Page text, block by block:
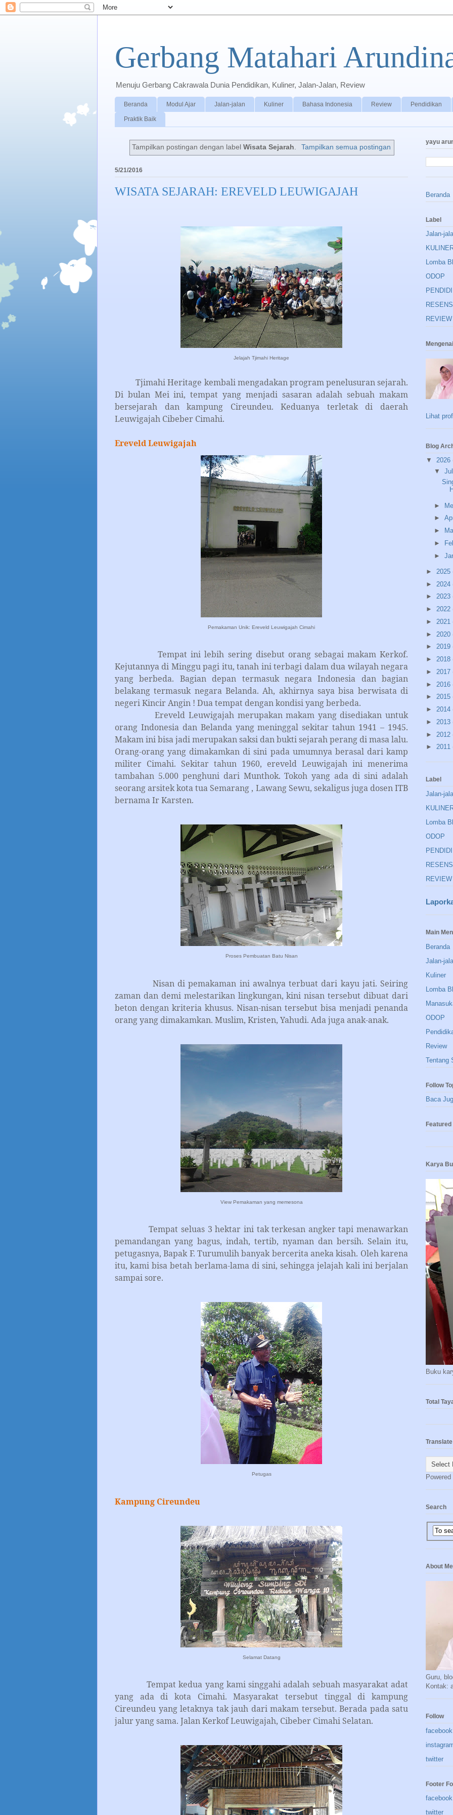
Gerbang Matahari
Menuju Gerbang Cakrawala Dunia Pendidikan, Kuliner, Jalan-Jalan, Review
Beranda Modul Ajar Jalan-jalan Kuliner Bahasa Indonesia Review Pendidikan
Praktik Baik
Tampilkan postingan dengan labelWisata Sejarah. Tampilkan semua postingan
5/21/2016
WISATA SEJARAH: EREVELD LEUWIGAJAH
Jelajah Tjimahi Heritage
Tjimahi Heritage kembali mengadakan program penelusuran sejarah.
Di bulan Mei ini, tempat yang menjadi sasaran adalah sebuah makam
bersejarah dan kampung Cireundeu. Keduanya terletak di daerah
Leuwigajah Cibeber Cimahi.
Ereveld Leuwigajah
Pemakaman Unik: Ereveld Leuwigajah Cimahi
Tempat ini lebih sering disebut orang sebagai makam Kerkof.
Kejutannya di Minggu pagi itu, tanah ini terbagi dalam dua wilayah negara
yang berbeda. Bagian depan termasuk negara Indonesia dan bagian
belakang termasuk negara Belanda. Ah, akhirnya saya bisa berwisata di
negeri Kincir Angin ! Dua tempat dengan kondisi yang berbeda.
Ereveld Leuwigajah merupakan makam yang disediakan untuk
orang Indonesia dan Belanda yang meninggal sekitar tahun 1941 – 1945.
Makam ini bisa jadi merupakan saksi dan bukti sejarah perang di masa lalu.
Orang-orang yang dimakamkan di sini pada umumnya berasal dari kamp
militer Cimahi. Sekitar tahun 1960, ereveld Leuwigajah ini menerima
tambahan 5.000 penghuni dari Munthok. Tokoh yang ada di sini adalah
seorang arsitek kota tua Semarang , Lawang Sewu, sekaligus juga dosen ITB
bernama Ir Karsten.
Proses Pembuatan Batu Nisan
Nisan di pemakaman ini awalnya terbuat dari kayu jati. Seiring
zaman dan demi melestarikan lingkungan, kini nisan tersebut dibuat dari
beton dengan kriteria khusus. Nisan-nisan tersebut bisa menjadi penanda
orang yang dimakamkan. Muslim, Kristen, Yahudi. Ada juga anak-anak.
View Pemakaman yang memesona
Tempat seluas 3 hektar ini tak terkesan angker tapi menawarkan
pemandangan yang bagus, indah, tertib, nyaman dan bersih. Selain itu,
petugasnya, Bapak F. Turumulih banyak bercerita aneka kisah. Oleh karena
itu, kami bisa betah berlama-lama di sini, sehingga jelajah kali ini berjalan
sampai sore.
Petugas
Kampung Cireundeu
Selamat Datang
Tempat kedua yang kami singgahi adalah sebuah masyarakat adat
yang ada di kota Cimahi. Masyarakat tersebut tinggal di kampung
Cireundeu yang letaknya tak jauh dari makam tersebut. Berada pada satu
jalur yang sama. Jalan Kerkof Leuwigajah, Cibeber Cimahi Selatan.
yayu
Beranda
Label
Jalan-
Lomba
ODOP
REVIEW
Lihat
Blog
▼ 2026
▼
►
►
►
►
►
► 2025
► 2024
► 2023
► 2022
► 2021
► 2020
► 2019
► 2018
► 2017
► 2016
► 2015
► 2014
► 2013
► 2012
► 2011
Label
Jalan-
Lomba
ODOP
REVIEW
Main
Beranda
Jalan-
Kuliner
Lomba
ODOP
Review
Tentang
Follow
Baca
Featured
Karya
Buku
Total
Translate
Search
About Me
Guru,
Kontak:
Follow
facebook
twitter
Footer
facebook
twitter